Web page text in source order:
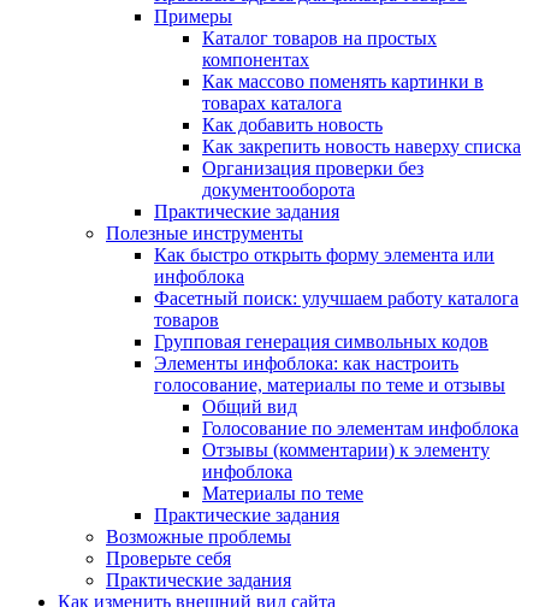
Примеры
Каталог товаров на простых
компонентах
Как массово поменять картинки в
товарах каталога
Как добавить новость
Как закрепить новость наверху списка
Организация проверки без
документооборота
Практические задания
Полезные инструменты
Как быстро открыть форму элемента или
инфоблока
Фасетный поиск: улучшаем работу каталога
товаров
Групповая генерация символьных кодов
Элементы инфоблока: как настроить
голосование, материалы по теме и отзывы
Общий вид
Голосование по элементам инфоблока
Отзывы (комментарии) к элементу
инфоблока
Материалы по теме
Практические задания
Возможные проблемы
Проверьте себя
Практические задания
Как изменить внешний вид сайта